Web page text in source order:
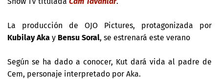
La producción de OJO Pictures, protagonizada por
Kubilay Aka y Bensu Soral, se estrenará este verano
Según se ha dado a conocer, Kut dará vida al padre de
Cem, personaje interpretado por Aka.